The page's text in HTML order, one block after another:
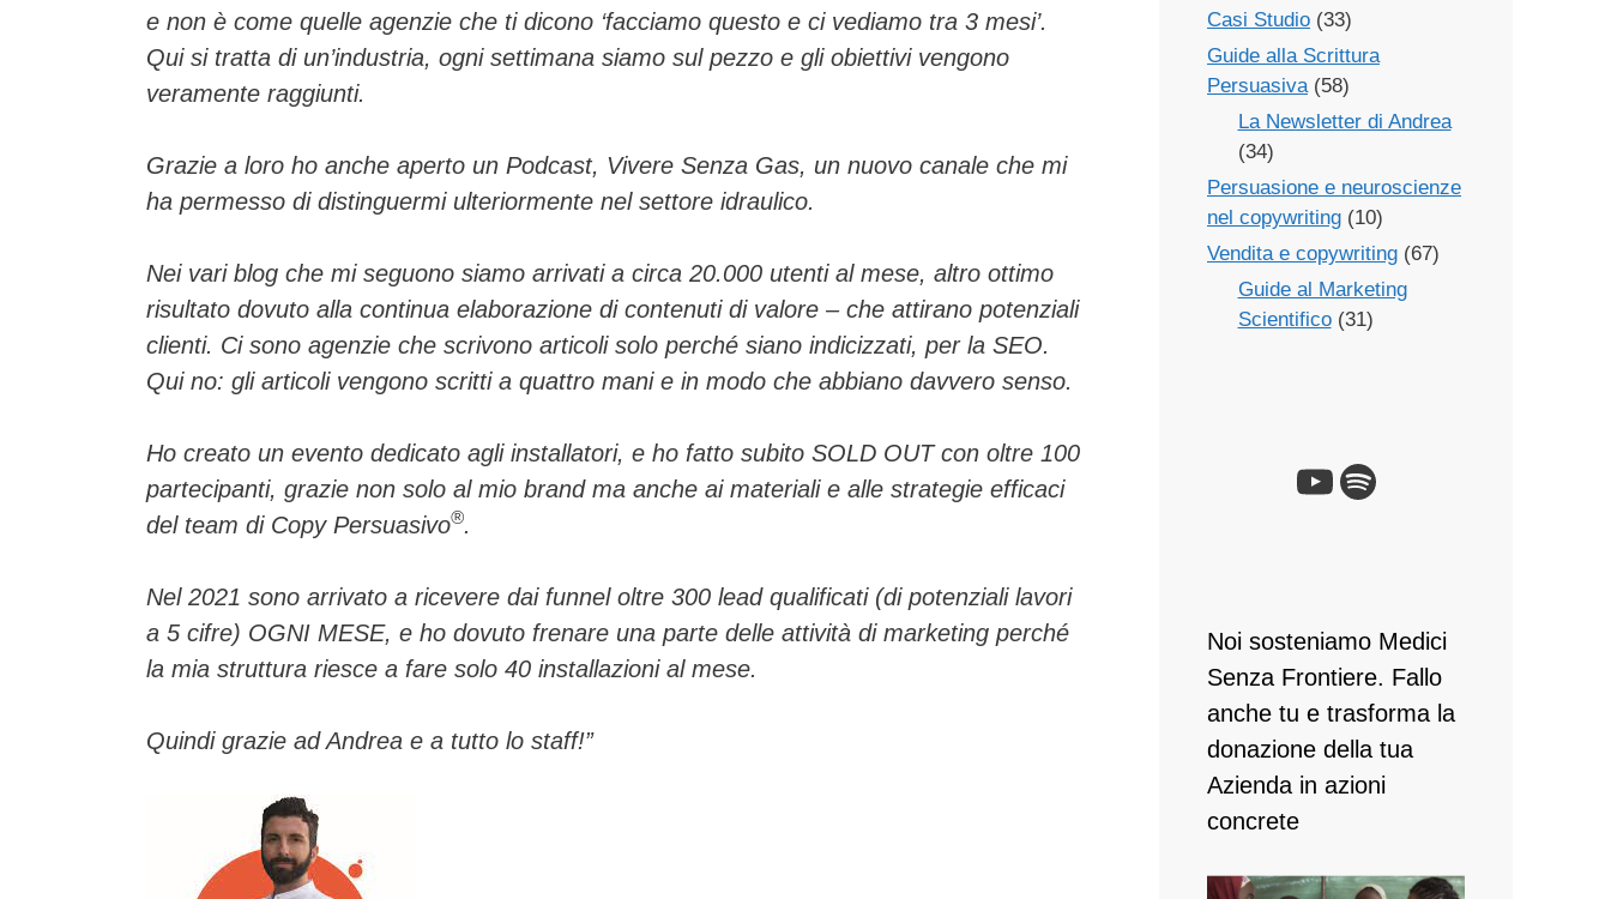
e non è come quelle agenzie che ti dicono ‘facciamo questo e ci vediamo tra 3 mesi’.
Qui si tratta di un’industria, ogni settimana siamo sul pezzo e gli obiettivi vengono
veramente raggiunti.
Grazie a loro ho anche aperto un Podcast, Vivere Senza Gas, un nuovo canale che mi
ha permesso di distinguermi ulteriormente nel settore idraulico.
Nei vari blog che mi seguono siamo arrivati a circa 20.000 utenti al mese, altro ottimo
risultato dovuto alla continua elaborazione di contenuti di valore – che attirano potenziali
clienti. Ci sono agenzie che scrivono articoli solo perché siano indicizzati, per la SEO.
Qui no: gli articoli vengono scritti a quattro mani e in modo che abbiano davvero senso.
Ho creato un evento dedicato agli installatori, e ho fatto subito SOLD OUT con oltre 100
partecipanti, grazie non solo al mio brand ma anche ai materiali e alle strategie efficaci
del team di Copy Persuasivo®.
Nel 2021 sono arrivato a ricevere dai funnel oltre 300 lead qualificati (di potenziali lavori
a 5 cifre) OGNI MESE, e ho dovuto frenare una parte delle attività di marketing perché
la mia struttura riesce a fare solo 40 installazioni al mese.
Quindi grazie ad Andrea e a tutto lo staff!”
Casi Studio (33)
Guide alla Scrittura
Persuasiva(58)
La Newsletter di Andrea
(34)
Persuasione e neuroscienze
nel copywriting (10)
Vendita e copywriting (67)
Guide al Marketing
Scientifico(31)
Noi sosteniamo Medici
Senza Frontiere. Fallo
anche tu e ​trasforma la
donazione della tua
Azienda in azioni
concrete